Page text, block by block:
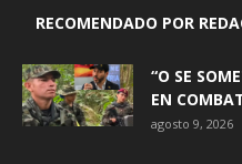
RECOMENDADO POR
“O SE
EN
agosto 9, 2026